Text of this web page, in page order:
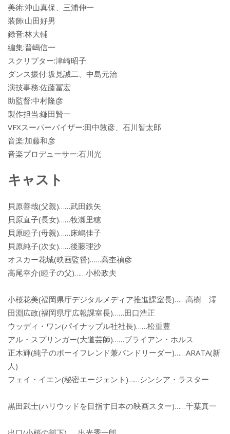
美術:沖山真保、三浦伸一
装飾:山田好男
録音:林大輔
編集:普嶋信一
スクリプター:津崎昭子
ダンス振付:坂見誠二、中島元治
演技事務:佐藤冨宏
助監督:中村隆彦
製作担当:鎌田賢一
VFXスーパーバイザー:田中敦彦、石川智太郎
音楽:加藤和彦
音楽プロデューサー:石川光
キャスト
貝原善哉(父親)……武田鉄矢
貝原直子(長女)……牧瀬里穂
貝原睦子(母親)……床嶋佳子
貝原純子(次女)……後藤理沙
オスカー花城(映画監督)……高杢禎彦
高尾幸介(睦子の父)……小松政夫
小桜花美(福岡県庁デジタルメディア推進課室長)……高樹 澪
田淵広政(福岡県庁広報課室長)……田口浩正
ウッディ・ワン(パイナップル社社長)……松重豊
アル・スプリンガー(大道芸師)……ブライアン・ホルス
正木輝(純子のボーイフレンド兼バンドリーダー)……ARATA(新
人)
フェイ・イエン(秘密エージェント)……シンシア・ラスター
黒田武士(ハリウッドを目指す日本の映画スター)……千葉真一